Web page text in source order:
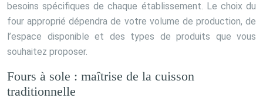
besoins spécifiques de chaque établissement. Le choix du
four approprié dépendra de votre volume de production, de
l’espace disponible et des types de produits que vous
souhaitez proposer.
Fours à sole : maîtrise de la cuisson
traditionnelle